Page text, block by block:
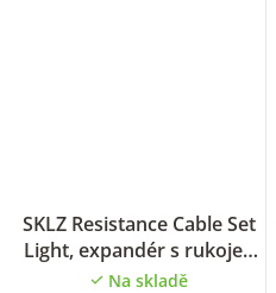
SKLZ Resistance Cable Set
Light, expandér s rukojetí
oranžový
Na skladě